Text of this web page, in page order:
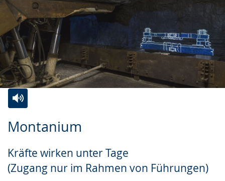
Montanium
Kräfte wirken unter Tage
(Zugang nur im Rahmen von Führungen)
Leichten
wechseln.
Audio-
Video
Deutscher
Gebärdensprache